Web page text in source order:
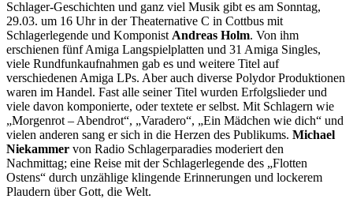
Schlager-Geschichten und ganz viel Musik gibt es am Sonntag,
29.03. um 16 Uhr in der Theaternative C in Cottbus mit
Schlagerlegende und Komponist Andreas Holm. Von ihm
erschienen fünf Amiga Langspielplatten und 31 Amiga Singles,
viele Rundfunkaufnahmen gab es und weitere Titel auf
verschiedenen Amiga LPs. Aber auch diverse Polydor Produktionen
waren im Handel. Fast alle seiner Titel wurden Erfolgslieder und
viele davon komponierte, oder textete er selbst. Mit Schlagern wie
„Morgenrot – Abendrot“, „Varadero“, „Ein Mädchen wie dich“ und
vielen anderen sang er sich in die Herzen des Publikums. Michael
Niekammer von Radio Schlagerparadies moderiert den
Nachmittag; eine Reise mit der Schlagerlegende des „Flotten
Ostens“ durch unzählige klingende Erinnerungen und lockerem
Plaudern über Gott, die Welt.